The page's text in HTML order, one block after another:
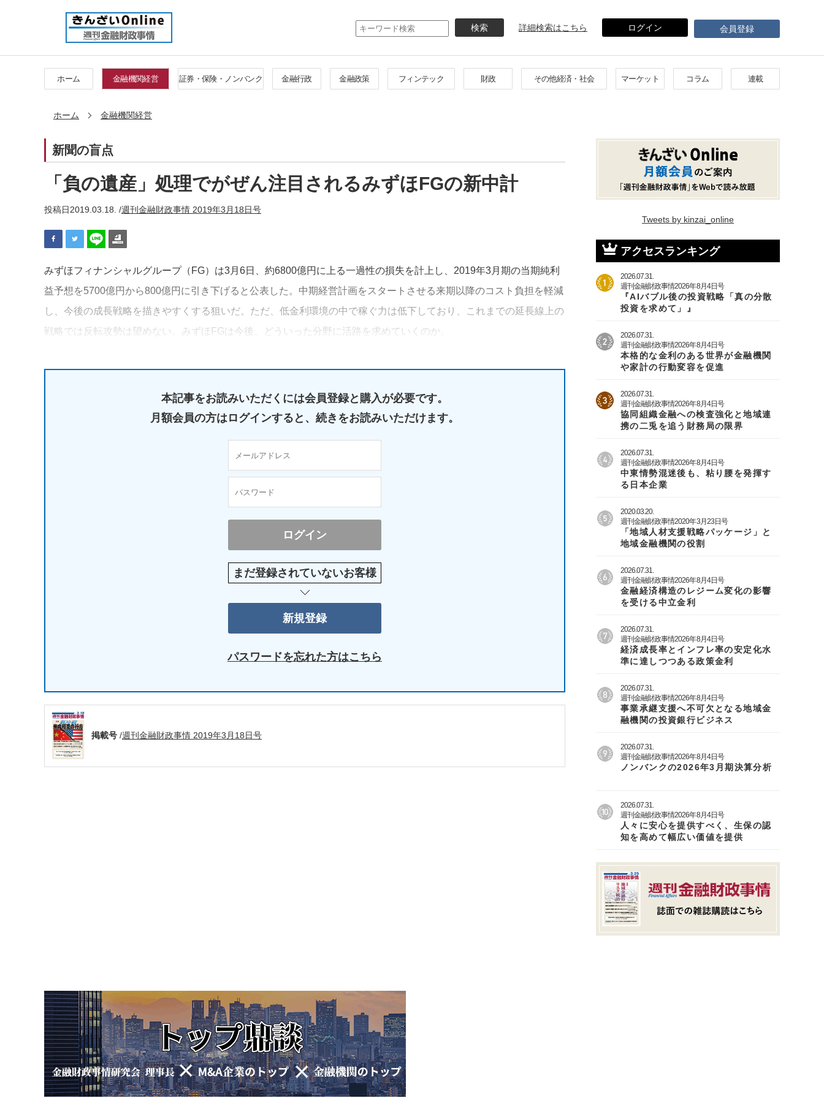
イ
ン
テ
ン
詳細検索はこちら ログイン 会員登録
ホーム 金融機関経営 証券・保険・ノンバンク 金融行政 金融政策 フィンテック 財政 その他経済・社会 マーケット コラム 連載
ホーム 金融機関経営
新聞の盲点
「負の遺産」処理でがぜん注目されるみずほFGの新中計
投稿日2019.03.18. /週刊金融財政事情 2019年3月18日号
みずほフィナンシャルグループ（FG）は3月6日、約6800億円に上る一過性の損失を計上し、2019年3月期の当期純利
益予想を5700億円から800億円に引き下げると公表した。中期経営計画をスタートさせる来期以降のコスト負担を軽減
し、今後の成長戦略を描きやすくする狙いだ。ただ、低金利環境の中で稼ぐ力は低下しており、これまでの延長線上の
戦略では反転攻勢は望めない。みずほFGは今後、どういった分野に活路を求めていくのか。
本記事をお読みいただくには会員登録と購入が必要です。
月額会員の方はログインすると、 続きをお読みいただけます。
まだ登録されていないお客様
パスワードを忘れた方はこちら
掲載号 /週刊金融財政事情 2019年3月18日号
Tweets by kinzai_online
アクセスランキング
2026.07.31.
週刊金融財政事情2026年8月4日号
『AIバブル後の投資戦略「真の分散
投資を求めて」』
2026.07.31.
週刊金融財政事情2026年8月4日号
本格的な金利のある世界が金融機関
や家計の行動変容を促進
2026.07.31.
週刊金融財政事情2026年8月4日号
協同組織金融への検査強化と地域連
携の二兎を追う財務局の限界
2026.07.31.
週刊金融財政事情2026年8月4日号
中東情勢混迷後も、粘り腰を発揮す
る日本企業
2020.03.20.
週刊金融財政事情2020年3月23日号
「地域人材支援戦略パッケージ」と
地域金融機関の役割
2026.07.31.
週刊金融財政事情2026年8月4日号
金融経済構造のレジーム変化の影響
を受ける中立金利
2026.07.31.
週刊金融財政事情2026年8月4日号
経済成長率とインフレ率の安定化水
準に達しつつある政策金利
2026.07.31.
週刊金融財政事情2026年8月4日号
事業承継支援へ不可欠となる地域金
融機関の投資銀行ビジネス
2026.07.31.
週刊金融財政事情2026年8月4日号
ノンバンクの2026年3月期決算分析
2026.07.31.
週刊金融財政事情2026年8月4日号
人々に安心を提供すべく、生保の認
知を高めて幅広い価値を提供